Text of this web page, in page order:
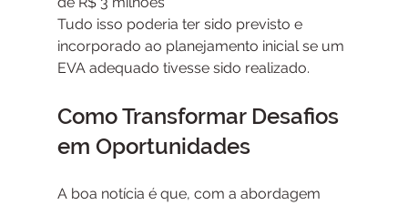
Tudo isso poderia ter sido previsto e
incorporado ao planejamento inicial se um
EVA adequado tivesse sido realizado.
Como Transformar Desafios
em Oportunidades
A boa notícia é que, com a abordagem